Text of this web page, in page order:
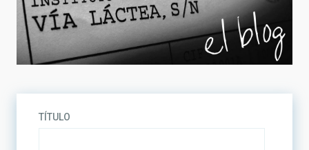
la
navegación
TÍTULO